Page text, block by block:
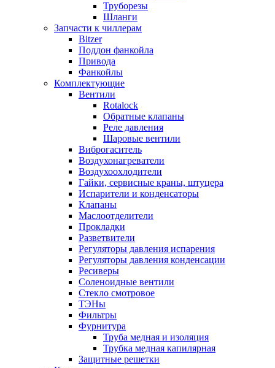
Труборезы
Шланги
Запчасти к чиллерам
Bitzer
Поддон фанкойла
Привода
Фанкойлы
Комплектующие
Вентили
Rotalock
Обратные клапаны
Реле давления
Шаровые вентили
Виброгаситель
Воздухонагреватели
Воздухоохлодители
Гайки, сервисные краны, штуцера
Испарители и конденсаторы
Клапаны
Маслоотделители
Прокладки
Разветвители
Регуляторы давления испарения
Регуляторы давления конденсации
Ресиверы
Соленоидные вентили
Стекло смотровое
ТЭНы
Фильтры
Фурнитура
Труба медная и изоляция
Трубка медная капилярная
Защитные решетки